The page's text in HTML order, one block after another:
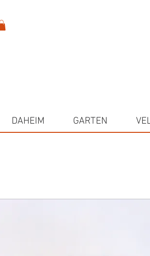
DAHEIM GARTEN